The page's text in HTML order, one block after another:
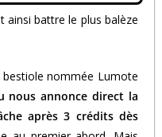
ainsi battre le plus balèze
bestiole nommée Lumote
nous annonce direct la
après 3 crédits dès